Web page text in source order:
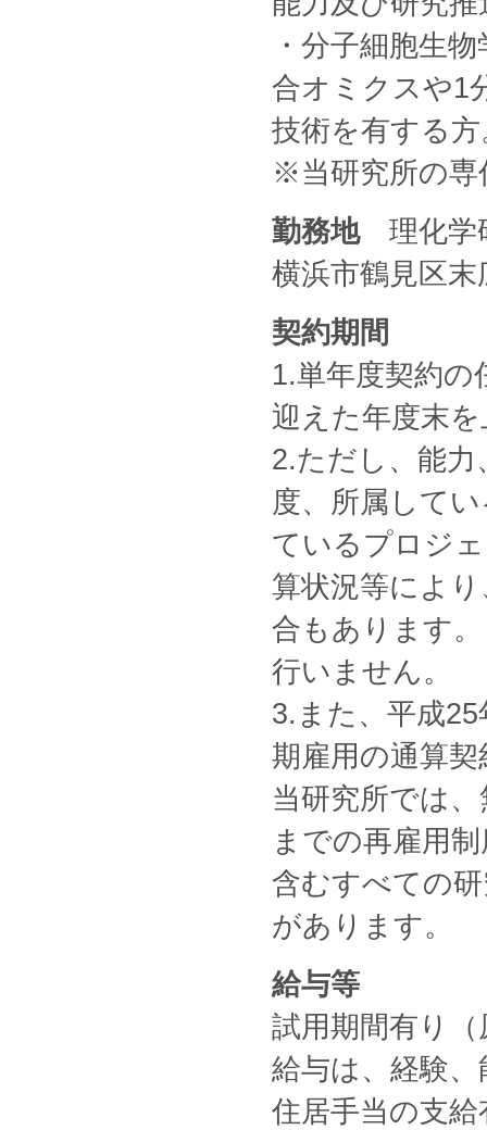
・分子細胞生
合オミクスや1
技術を有する方
※当研究所の専
勤務地理化学
横浜市鶴見区末
契約期間
1.単年度契約の
迎えた年度末
2.ただし、能力
度、所属して
ているプロジ
算状況等によ
合もあります
行いません。
3.また、平成
期雇用の通算
当研究所では
までの再雇用
含むすべての
があります。
給与等
試用期間有り
給与は、経験
住居手当の支給